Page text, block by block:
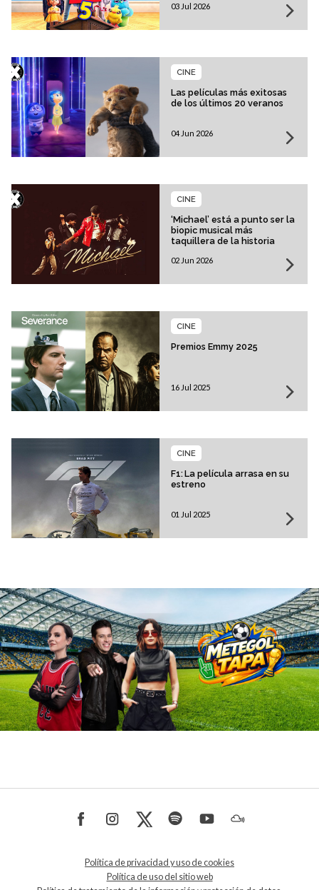
03 Jul 2026
Las películas más exitosas
de los últimos 20 veranos
CINE
04 Jun 2026
‘Michael’ está a punto ser la
biopic musical más
taquillera de la historia
CINE
02 Jun 2026
Premios Emmy 2025
CINE
16 Jul 2025
F1: La película arrasa en su
estreno
CINE
01 Jul 2025
Política de privacidad y uso de cookies
Política de uso del sitio web